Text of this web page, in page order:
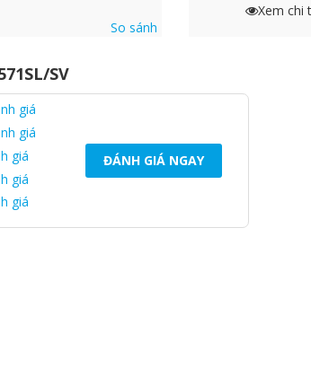
So sánh
Xem chi
SV
giá
giá
giá
giá
giá
ĐÁNH GIÁ NGAY